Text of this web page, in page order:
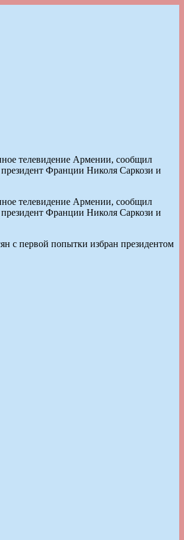
телевидение Армении, сообщил
Франции Николя Саркози и
телевидение Армении, сообщил
Франции Николя Саркози и
с первой попытки избран президентом